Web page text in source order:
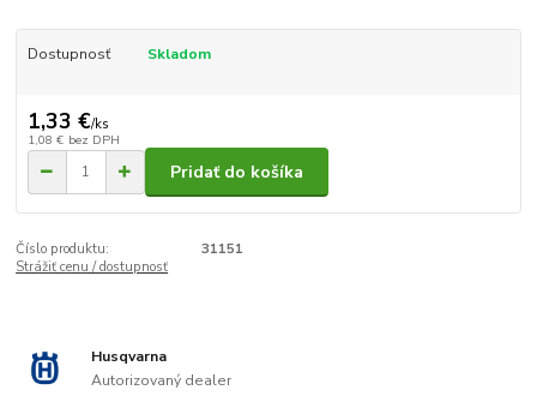
Dostupnosť Skladom
1,33 €/ks
1,08 € bez DPH
Pridať do košíka
Číslo produktu:
31151
Strážiť cenu / dostupnosť
Husqvarna
Autorizovaný dealer